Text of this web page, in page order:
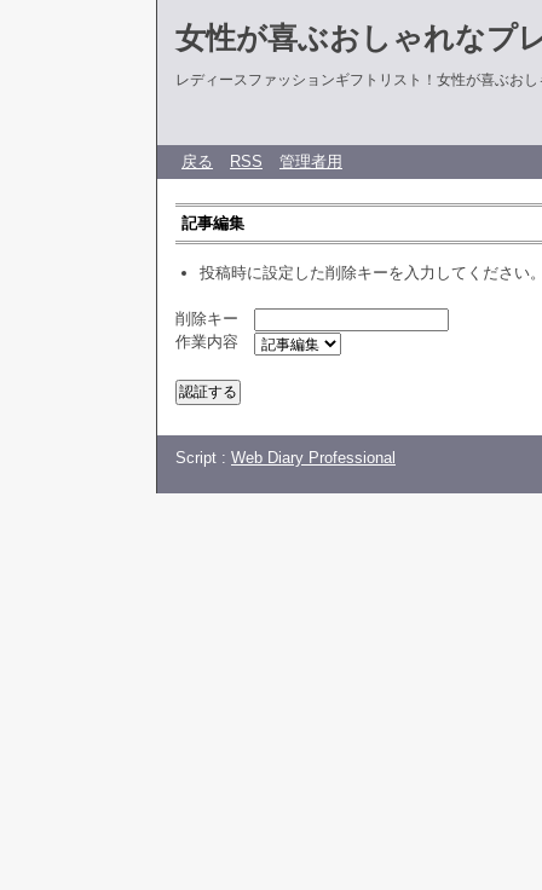
女性が喜ぶおしゃれなプ
レディースファッションギフトリスト！女性が喜ぶお
戻る RSS 管理者用
記事編集
投稿時に設定した削除キーを入力してください
削除キー
作業内容
Script : Web Diary Professional